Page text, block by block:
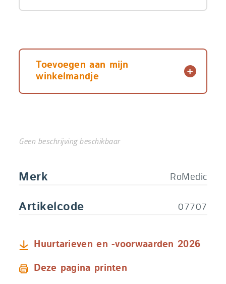
Toevoegen aan mijn
winkelmandje
Geen beschrijving beschikbaar
Merk RoMedic
Artikelcode 07707
Huurtarieven en -voorwaarden 2026
Deze pagina printen